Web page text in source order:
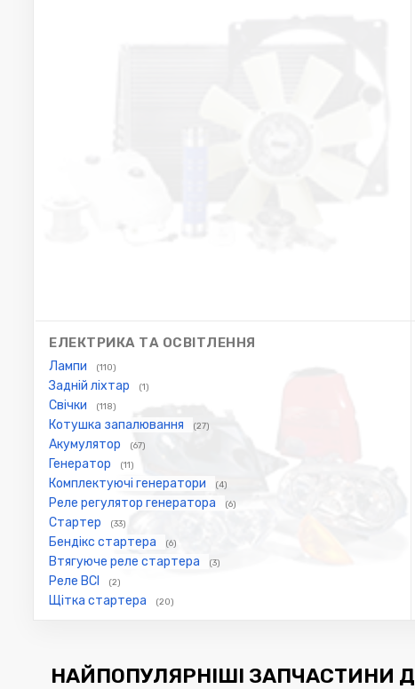
ЕЛЕКТРИКА ТА ОСВІТЛЕННЯ
Лампи (110)
Задній ліхтар (1)
Свічки (118)
Котушка запалювання (27)
Акумулятор (67)
Генератор (11)
Комплектуючі генератори (4)
Реле регулятор генератора (6)
Стартер (33)
Бендікс стартера (6)
Втягуюче реле стартера (3)
Реле ВСІ (2)
Щітка стартера (20)
НАЙПОПУЛЯРНІШІ ЗАПЧАСТИНИ